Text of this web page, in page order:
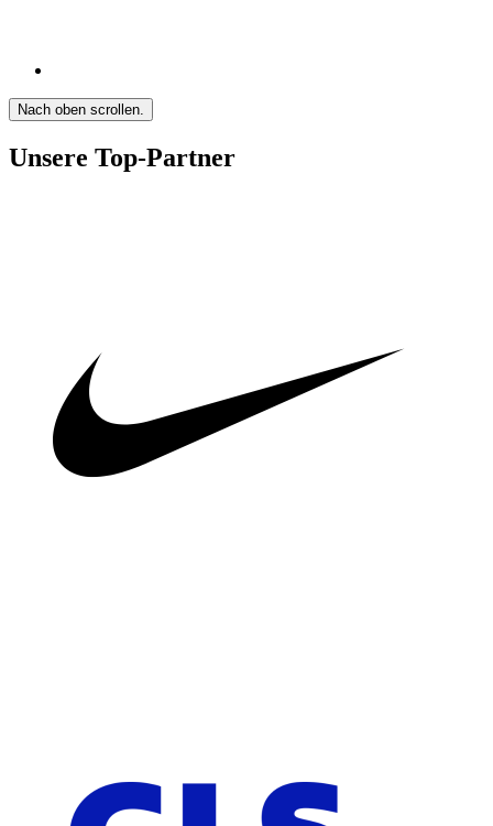
Nach oben scrollen.
Unsere Top-Partner